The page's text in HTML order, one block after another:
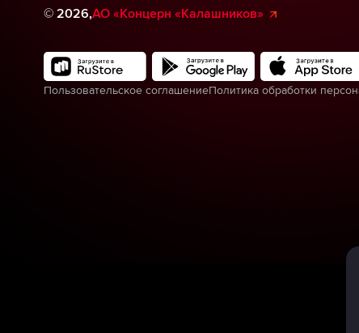
© 2026,АО «Концерн «Калашников»
Пользовательское соглашениеПолитика обработки